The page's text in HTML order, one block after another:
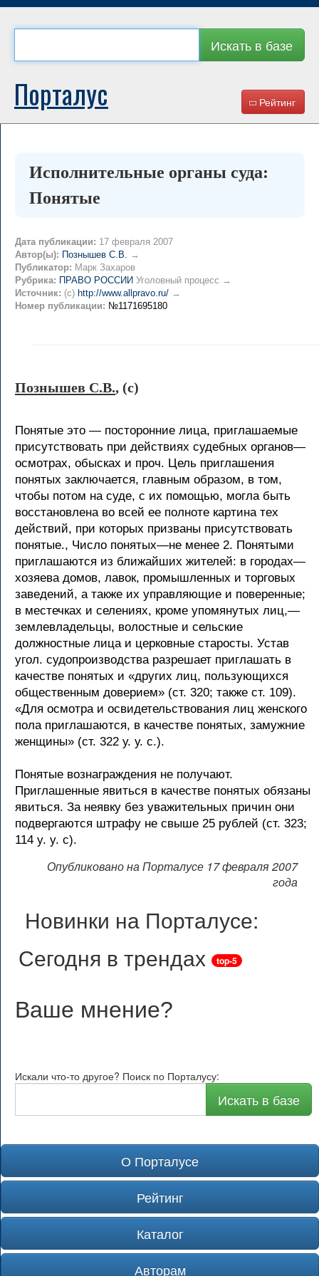
Искать в базе
Рейтинг
Порталус
Исполнительные органы суда:
Понятые
Дата публикации: 17 февраля 2007
Автор(ы): Познышев С.В. →
Публикатор: Марк Захаров
Рубрика: ПРАВО РОССИИ Уголовный процесс →
Источник: (c) http://www.allpravo.ru/ →
Номер публикации: №1171695180
Познышев С.В., (c)
Понятые это — посторонние лица, приглашаемые
присутствовать при действиях судебных органов—
осмотрах, обысках и проч. Цель приглашения
понятых заключается, главным образом, в том,
чтобы потом на суде, с их помощью, могла быть
восстановлена во всей ее полноте картина тех
действий, при которых призваны присутствовать
понятые., Число понятых—не менее 2. Понятыми
приглашаются из ближайших жителей: в городах—
хозяева домов, лавок, промышленных и торговых
заведений, a также их управляющие и поверенные;
в местечках и селениях, кроме упомянутых лиц,—
землевладельцы, волостные и сельские
должностные лица и церковные старосты. Устав
угол. судопроизводства разрешает приглашать в
качестве понятых и «других лиц, пользующихся
общественным доверием» (ст. 320; также ст. 109).
«Для осмотра и освидетельствования лиц женского
пола приглашаются, в качестве понятых, замужние
женщины» (ст. 322 у. у. с.).
Понятые вознаграждения не получают.
Приглашенные явиться в качестве понятых обязаны
явиться. За неявку без уважительных причин они
подвергаются штрафу не свыше 25 рублей (ст. 323;
114 y. y. с).
Опубликовано на Порталусе 17 февраля 2007
года
Новинки на Порталусе:
Сегодня в трендах
top-5
Ваше мнение?
Искали что-то другое? Поиск по Порталусу:
Искать в базе
О Порталусе
Рейтинг
Каталог
Авторам